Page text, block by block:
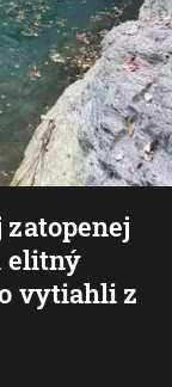
elitný
vytiahli z